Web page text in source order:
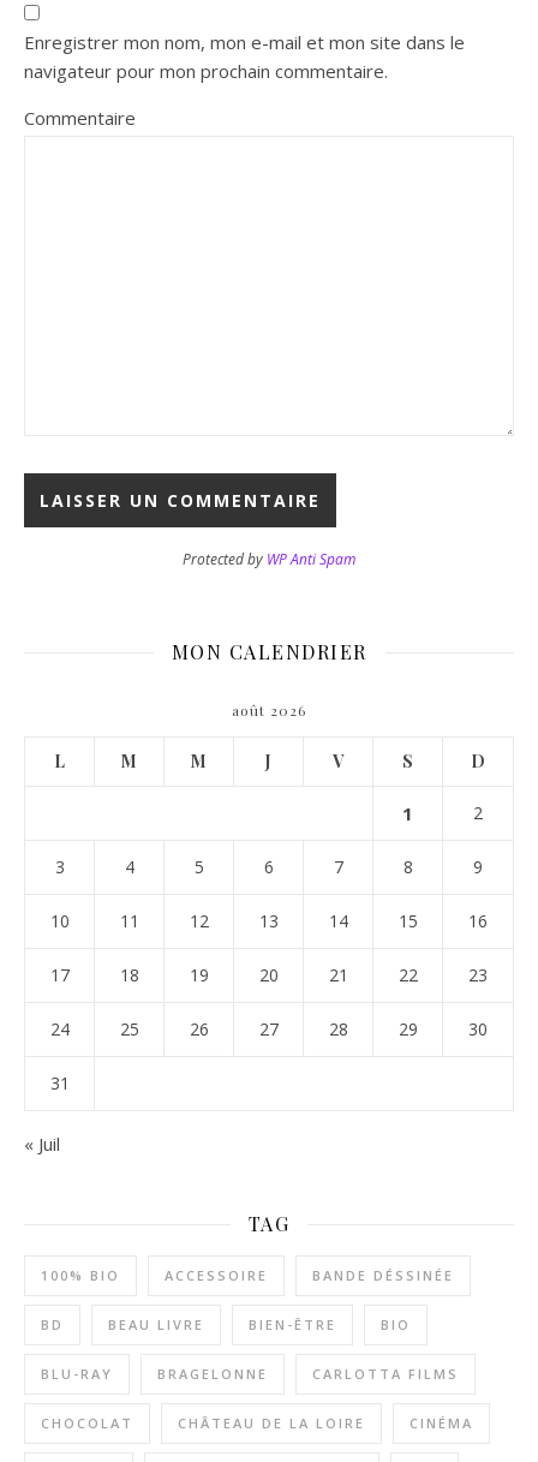
Enregistrer mon nom, mon e-mail et mon site dans le
navigateur pour mon prochain commentaire.
Commentaire
Protected by WP Anti Spam
MON CALENDRIER
août 2026
L M M J V S D
1 2
3 4 5 6 7 8 9
10 11 12 13 14 15 16
17 18 19 20 21 22 23
24 25 26 27 28 29 30
31
« Juil
TAG
100% BIO ACCESSOIRE BANDE DÉSSINÉE
BD BEAU LIVRE BIEN-ÊTRE BIO
BLU-RAY BRAGELONNE CARLOTTA FILMS
CHOCOLAT CHÂTEAU DE LA LOIRE CINÉMA